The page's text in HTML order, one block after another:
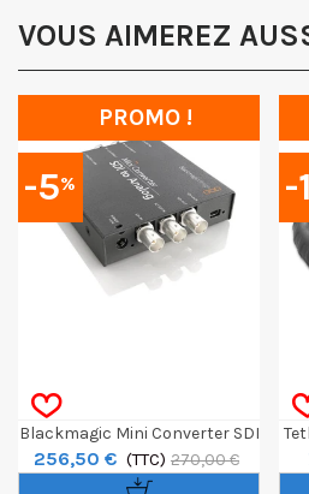
VOUS AIMEREZ
-5%
PROMO !
Blackmagic Mini Converter SDI
Vers Analogique
256,50 € (TTC) 270,00 €
-